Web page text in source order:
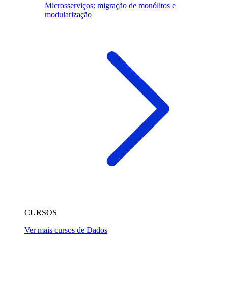
Microsserviços: migração de monólitos e
modularização
CURSOS
Ver mais cursos de Dados